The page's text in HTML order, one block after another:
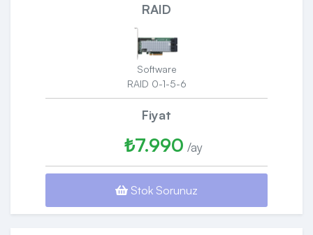
RAID
Software
RAID 0-1-5-6
Fiyat
₺7.990 /ay
Stok Sorunuz